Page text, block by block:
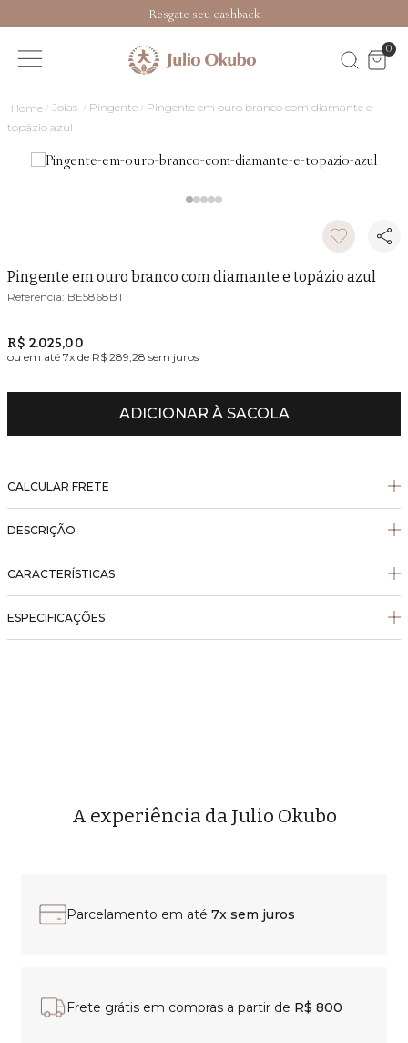
Resgate seu cashback
0
Joias Pingente
Pingente em ouro branco com diamante e
topázio azul
Pingente em ouro branco com diamante e topázio azul
BE5868BT
R$ 2.025,00
ou em até 7x de R$ 289,28 sem juros
ADICIONAR À SACOLA
CALCULAR FRETE
DESCRIÇÃO
CARACTERÍSTICAS
ESPECIFICAÇÕES
A experiência da Julio Okubo
Parcelamento em até 7x sem juros
Frete grátis em compras a partir de R$ 800